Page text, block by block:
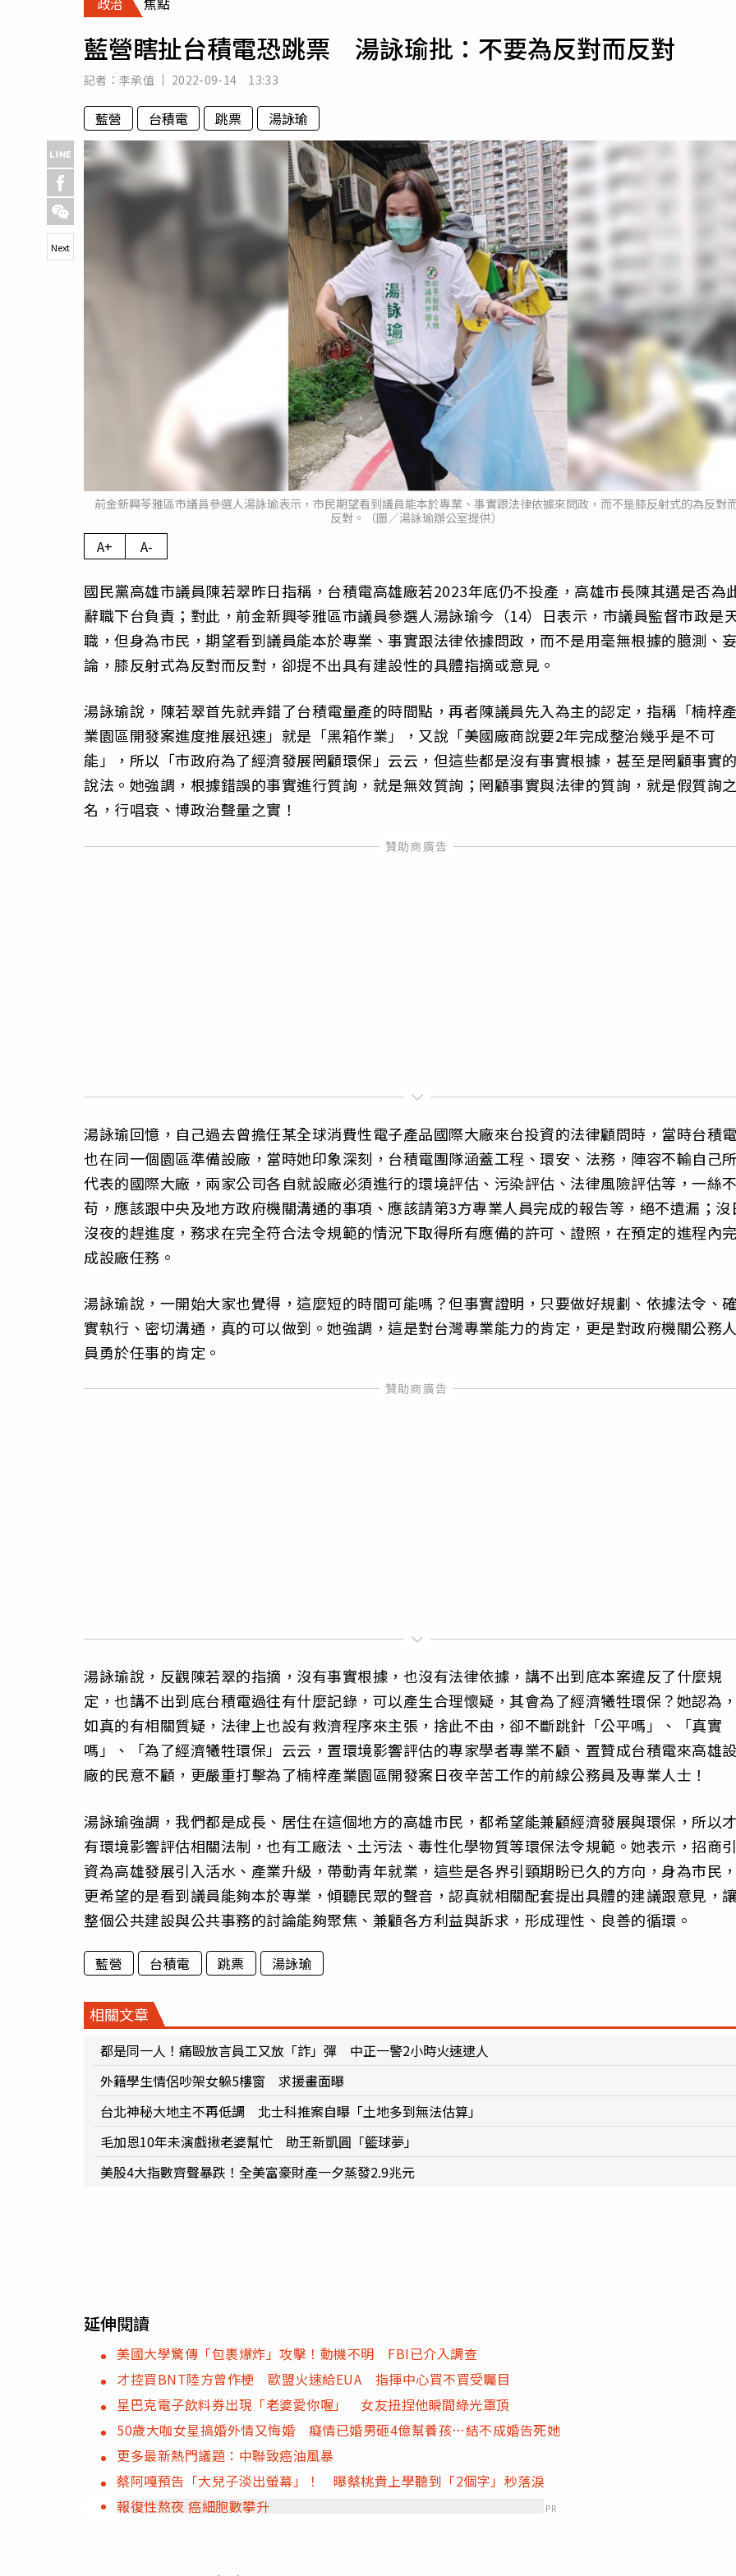
專欄
房產新勢力
運勢
藍營瞎扯台積電恐跳票 湯詠瑜批：不要為反對而反對
記者： 李承值 2022-09-14 13:33
藍營 台積電 跳票 湯詠瑜
前金新興苓雅區市議員參選人湯詠瑜表示，市民期望看到議員能本於專業、事實跟法律依據來問政，而不是膝反射式的為反對
反對。（圖／湯詠瑜辦公室提供）
Next
A+ A-
國民黨高雄市議員陳若翠昨日指稱，台積電高雄廠若2023年底仍不投產，高雄市長陳其邁是否為
辭職下台負責；對此，前金新興苓雅區市議員參選人湯詠瑜今（14）日表示，市議員監督市政是
職，但身為市民，期望看到議員能本於專業、事實跟法律依據問政，而不是用毫無根據的臆測、
論，膝反射式為反對而反對，卻提不出具有建設性的具體指摘或意見。
湯詠瑜說，陳若翠首先就弄錯了台積電量產的時間點，再者陳議員先入為主的認定，指稱「楠梓
業園區開發案進度推展迅速」就是「黑箱作業」，又說「美國廠商說要2年完成整治幾乎是不可
能」，所以「市政府為了經濟發展罔顧環保」云云，但這些都是沒有事實根據，甚至是罔顧事實
說法。她強調，根據錯誤的事實進行質詢，就是無效質詢；罔顧事實與法律的質詢，就是假質詢
名，行唱衰、博政治聲量之實！
湯詠瑜回憶，自己過去曾擔任某全球消費性電子產品國際大廠來台投資的法律顧問時，當時台積
也在同一個園區準備設廠，當時她印象深刻，台積電團隊涵蓋工程、環安、法務，陣容不輸自己
代表的國際大廠，兩家公司各自就設廠必須進行的環境評估、污染評估、法律風險評估等，一絲
苟，應該跟中央及地方政府機關溝通的事項、應該請第3方專業人員完成的報告等，絕不遺漏；沒
沒夜的趕進度，務求在完全符合法令規範的情況下取得所有應備的許可、證照，在預定的進程內
成設廠任務。
湯詠瑜說，一開始大家也覺得，這麼短的時間可能嗎？但事實證明，只要做好規劃、依據法令、
實執行、密切溝通，真的可以做到。她強調，這是對台灣專業能力的肯定，更是對政府機關公務
員勇於任事的肯定。
湯詠瑜說，反觀陳若翠的指摘，沒有事實根據，也沒有法律依據，講不出到底本案違反了什麼規
定，也講不出到底台積電過往有什麼記錄，可以產生合理懷疑，其會為了經濟犧牲環保？她認為
如真的有相關質疑，法律上也設有救濟程序來主張，捨此不由，卻不斷跳針「公平嗎」、「真實
嗎」、「為了經濟犧牲環保」云云，置環境影響評估的專家學者專業不顧、置贊成台積電來高雄
廠的民意不顧，更嚴重打擊為了楠梓產業園區開發案日夜辛苦工作的前線公務員及專業人士！
湯詠瑜強調，我們都是成長、居住在這個地方的高雄市民，都希望能兼顧經濟發展與環保，所以
有環境影響評估相關法制，也有工廠法、土污法、毒性化學物質等環保法令規範。她表示，招商
資為高雄發展引入活水、產業升級，帶動青年就業，這些是各界引頸期盼已久的方向，身為市民
更希望的是看到議員能夠本於專業，傾聽民眾的聲音，認真就相關配套提出具體的建議跟意見，
整個公共建設與公共事務的討論能夠聚焦、兼顧各方利益與訴求，形成理性、良善的循環。
藍營 台積電 跳票 湯詠瑜
相關文章
都是同一人！痛毆放言員工又放「詐」彈 中正一警2小時火速逮人
外籍學生情侶吵架女躲5樓窗 求援畫面曝
台北神秘大地主不再低調 北士科推案自曝「土地多到無法估算」
毛加恩10年未演戲揪老婆幫忙 助王新凱圓「籃球夢」
美股4大指數齊聲暴跌！全美富豪財產一夕蒸發2.9兆元
延伸閱讀
美國大學驚傳「包裹爆炸」攻擊！動機不明 FBI已介入調查
才控買BNT陸方曾作梗 歐盟火速給EUA 指揮中心買不買受矚目
星巴克電子飲料券出現「老婆愛你喔」 女友扭捏他瞬間綠光罩頂
50歲大咖女星搞婚外情又悔婚 癡情已婚男砸4億幫養孩…結不成婚告死她
更多最新熱門議題：中聯致癌油風暴
蔡阿嘎預告「大兒子淡出螢幕」！ 曝蔡桃貴上學聽到「2個字」秒落淚
報復性熬夜 癌細胞數攀升
PR